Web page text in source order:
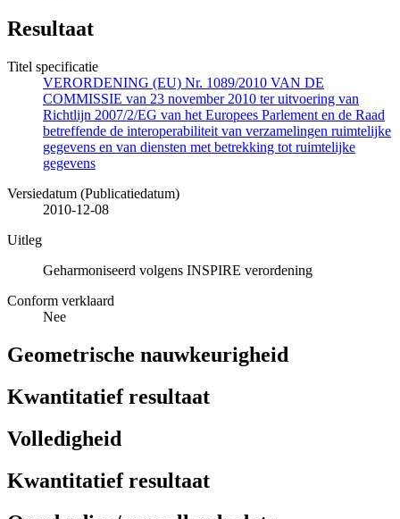
Resultaat
Titel specificatie
VERORDENING (EU) Nr. 1089/2010 VAN DE
COMMISSIE van 23 november 2010 ter uitvoering van
Richtlijn 2007/2/EG van het Europees Parlement en de Raad
betreffende de interoperabiliteit van verzamelingen ruimtelijke
gegevens en van diensten met betrekking tot ruimtelijke
gegevens
Versiedatum (Publicatiedatum)
2010-12-08
Uitleg
Geharmoniseerd volgens INSPIRE verordening
Conform verklaard
Nee
Geometrische nauwkeurigheid
Kwantitatief resultaat
Volledigheid
Kwantitatief resultaat